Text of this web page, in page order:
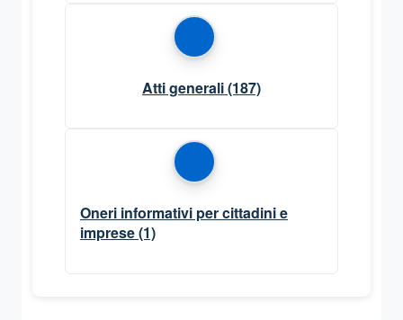
Atti generali(187)
Oneri informativi per cittadini e
imprese(1)